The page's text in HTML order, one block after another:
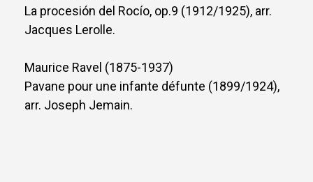
La procesión del Rocío, op.9 (1912/1925), arr.
Jacques Lerolle.
Maurice Ravel (1875-1937)
Pavane pour une infante défunte (1899/1924),
arr. Joseph Jemain.